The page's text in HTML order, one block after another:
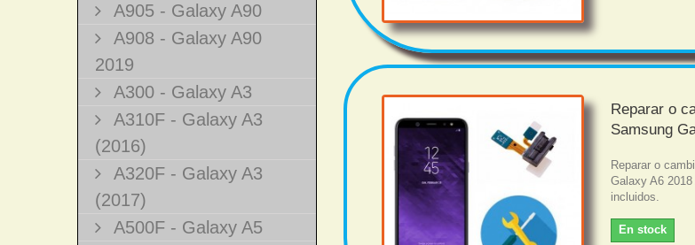
A905 - Galaxy A90
A908 - Galaxy A90
2019
A300 - Galaxy A3
A310F - Galaxy A3
(2016)
A320F - Galaxy A3
(2017)
A500F - Galaxy A5
Reparar o
Samsung
Reparar o
Galaxy A6
incluidos.
En stock